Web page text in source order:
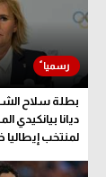
بطلة سلاح
ديانا بيانكيدي
لمنتخب إيطاليا